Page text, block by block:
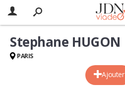
Ajouter
Stephane HUGON
PARIS